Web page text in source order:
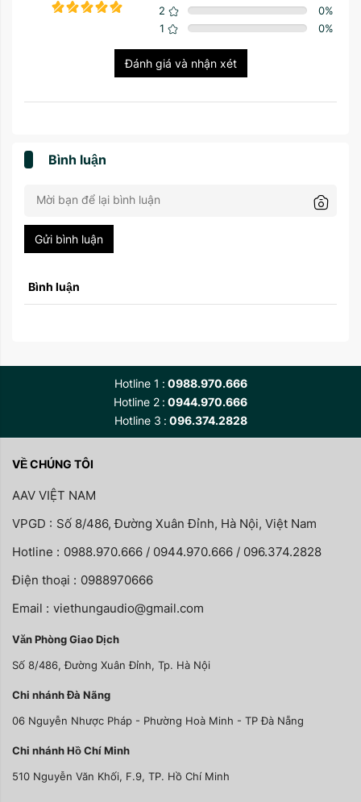
2
0%
1
0%
Đánh giá và nhận xét
Bình luận
Gửi bình luận
Bình luận
Hotline 1
0988.970.666
Hotline 2 0944.970.666
Hotline 3
096.374.2828
VỀ CHÚNG TÔI
AAV VIỆT NAM
VPGD : Số 8/486, Đường Xuân Đỉnh, Hà Nội, Việt Nam
Hotline : 0988.970.666 / 0944.970.666 / 096.374.2828
Điện thoại : 0988970666
Email : viethungaudio@gmail.com
Văn Phòng Giao Dịch
Số 8/486, Đường Xuân Đỉnh, Tp. Hà Nội
Chi nhánh Đà Nãng
06 Nguyễn Nhược Pháp - Phường Hoà Minh - TP Đà Nẵng
Chi nhánh Hồ Chí Minh
510 Nguyễn Văn Khối, F.9, TP. Hồ Chí Minh